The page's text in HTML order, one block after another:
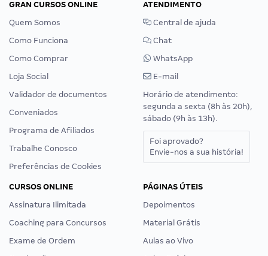
GRAN CURSOS ONLINE
Quem Somos
Como Funciona
Como Comprar
Loja Social
Validador de documentos
Conveniados
Programa de Afiliados
Trabalhe Conosco
Preferências de Cookies
ATENDIMENTO
Central de ajuda
Chat
WhatsApp
E-mail
Horário de atendimento:
segunda a sexta (8h às 20h),
sábado (9h às 13h).
Foi aprovado?
Envie-nos a sua história!
CURSOS ONLINE
Assinatura Ilimitada
Coaching para Concursos
Exame de Ordem
PÁGINAS ÚTEIS
Depoimentos
Material Grátis
Aulas ao Vivo